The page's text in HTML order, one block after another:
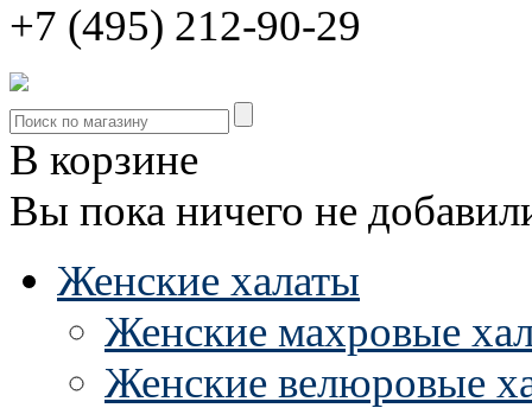
+7 (495) 212-90-29
В корзине
Вы пока ничего не
Женские халаты
Женские махровые
Женские велюровые